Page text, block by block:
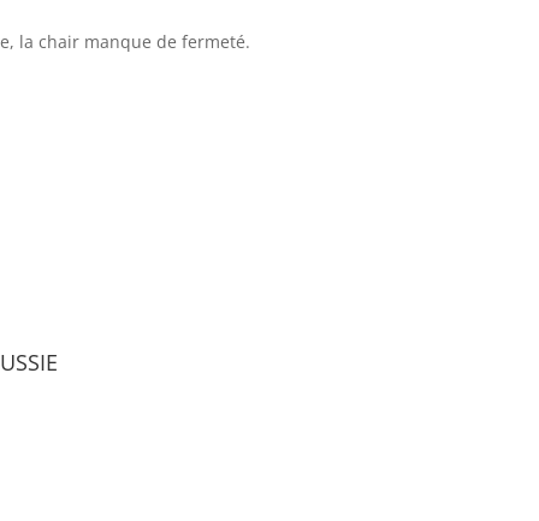
la chair manque de fermeté.